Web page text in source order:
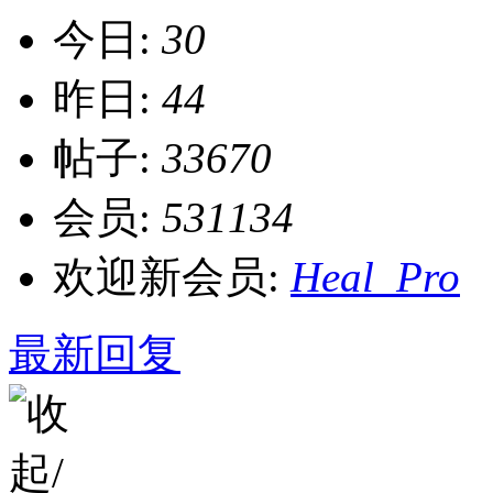
今日: 30
昨日: 44
帖子: 33670
会员: 531134
欢迎新会员: Heal_Pro
最新回复